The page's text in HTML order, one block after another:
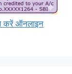
करें ऑनलाइन